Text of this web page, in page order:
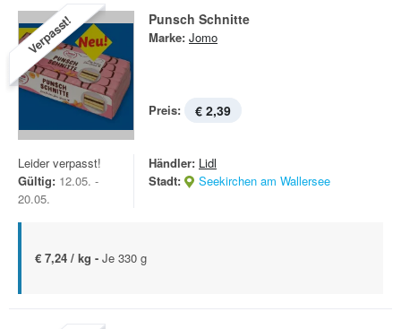
Verpasst! Punsch Schnitte
Marke: Jomo
Preis: € 2,39
Leider verpasst!
Gültig: 12.05. -
20.05.
Händler: Lidl
Stadt:
Seekirchen am Wallersee
€ 7,24 / kg - Je 330 g